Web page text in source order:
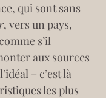
qui sont sans
, vers un pays,
s’il
aux sources
– c’est là
les plus